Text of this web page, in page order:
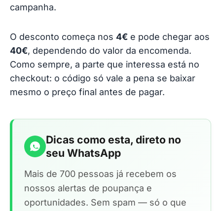
campanha.
O desconto começa nos 4€ e pode chegar aos
40€, dependendo do valor da encomenda.
Como sempre, a parte que interessa está no
checkout: o código só vale a pena se baixar
mesmo o preço final antes de pagar.
Dicas como esta, direto no
seu WhatsApp
Mais de 700 pessoas já recebem os
nossos alertas de poupança e
oportunidades. Sem spam — só o que